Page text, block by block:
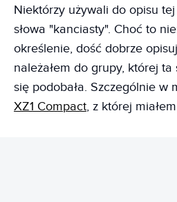
Niektórzy używali do opisu
słowa "kanciasty". Choć to
określenie, dość dobrze
należałem do grupy, której
się podobała. Szczególnie w
XZ1 Compact, z której